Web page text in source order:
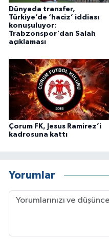
Dünyada transfer,
Türkiye’de ‘haciz’ iddiası
konuşuluyor:
Trabzonspor'dan Salah
açıklaması
Çorum FK, Jesus Ramirez’i
kadrosuna kattı
Yorumlar